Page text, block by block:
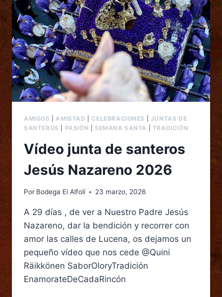
AMIGOS AMISTAD CELEBRACIONES
JUNTAS DE
SANTEROS
PASIÓN SEMANA SANTA TRADICIÓN
Vídeo junta de santeros
Jesús Nazareno 2026
Por Bodega El Alfolí 23 marzo, 2026
A 29 días , de ver a Nuestro Padre Jesús
Nazareno, dar la bendición y recorrer con
amor las calles de Lucena, os dejamos un
pequeño vídeo que nos cede @Quini
Räikkönen SaborOloryTradición
EnamorateDeCadaRincón